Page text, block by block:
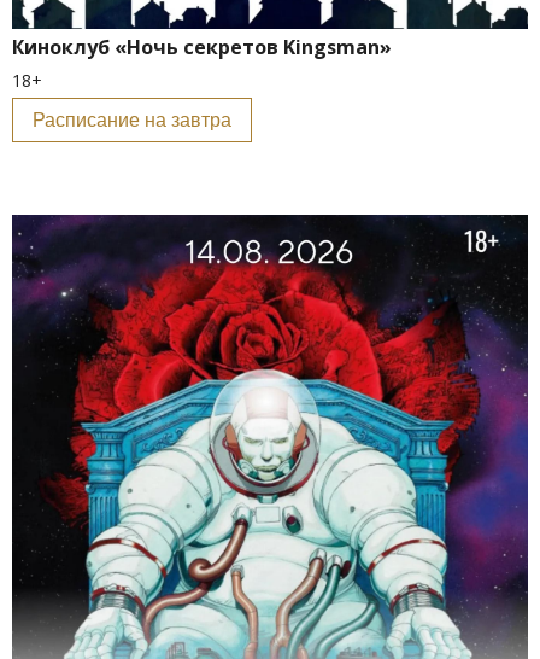
Киноклуб «Ночь секретов Kingsman»
18+
Расписание на завтра